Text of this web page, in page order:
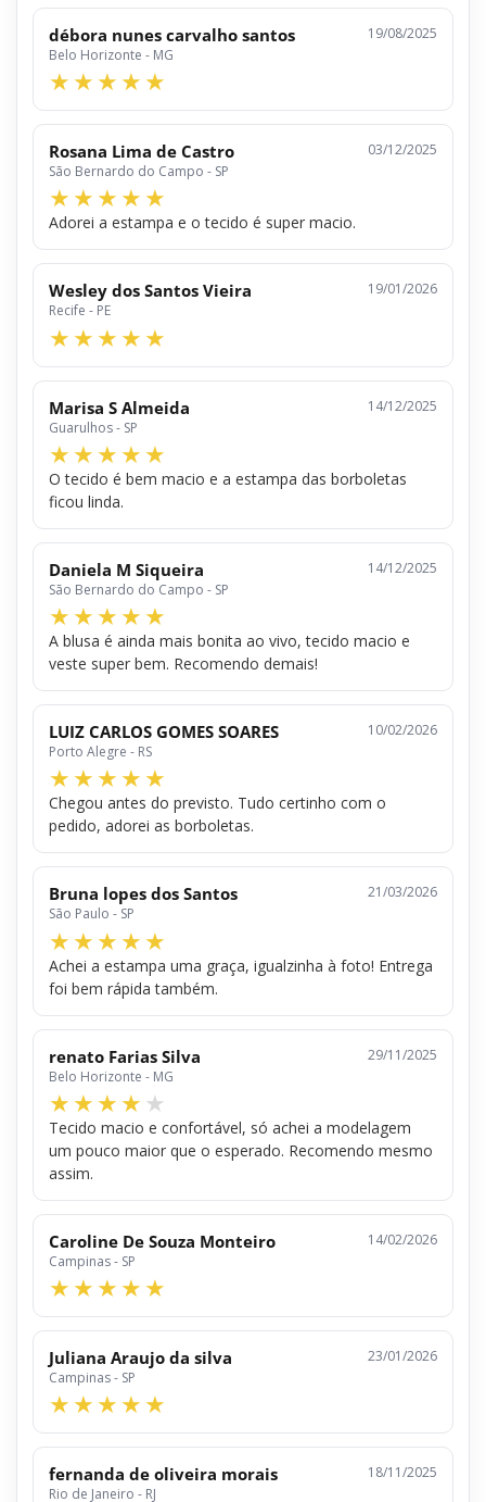
débora nunes carvalho santos
Belo Horizonte - MG
19/08/2025
Rosana Lima de Castro
São Bernardo do Campo - SP
03/12/2025
Adorei a estampa e o tecido é super macio.
Wesley dos Santos Vieira
Recife - PE
19/01/2026
Marisa S Almeida
Guarulhos - SP
14/12/2025
O tecido é bem macio e a estampa das borboletas
ficou linda.
Daniela M Siqueira
São Bernardo do Campo - SP
14/12/2025
A blusa é ainda mais bonita ao vivo, tecido macio e
veste super bem. Recomendo demais!
LUIZ CARLOS GOMES SOARES
Porto Alegre - RS
10/02/2026
Chegou antes do previsto. Tudo certinho com o
pedido, adorei as borboletas.
Bruna lopes dos Santos
São Paulo - SP
21/03/2026
Achei a estampa uma graça, igualzinha à foto! Entrega
foi bem rápida também.
renato Farias Silva
Belo Horizonte - MG
29/11/2025
Tecido macio e confortável, só achei a modelagem
um pouco maior que o esperado. Recomendo mesmo
assim.
Caroline De Souza Monteiro
Campinas - SP
14/02/2026
Juliana Araujo da silva
Campinas - SP
23/01/2026
fernanda de oliveira morais
Rio de Janeiro - RJ
18/11/2025